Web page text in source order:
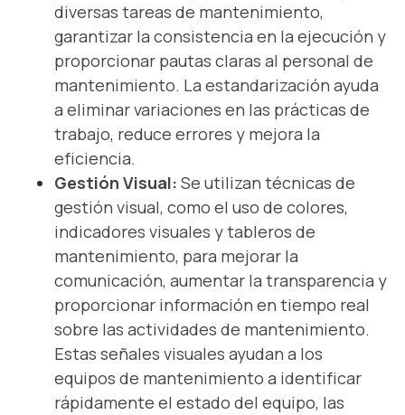
diversas tareas de mantenimiento,
garantizar la consistencia en la ejecución y
proporcionar pautas claras al personal de
mantenimiento. La estandarización ayuda
a eliminar variaciones en las prácticas de
trabajo, reduce errores y mejora la
eficiencia.
Gestión Visual: Se utilizan técnicas de
gestión visual, como el uso de colores,
indicadores visuales y tableros de
mantenimiento, para mejorar la
comunicación, aumentar la transparencia y
proporcionar información en tiempo real
sobre las actividades de mantenimiento.
Estas señales visuales ayudan a los
equipos de mantenimiento a identificar
rápidamente el estado del equipo, las